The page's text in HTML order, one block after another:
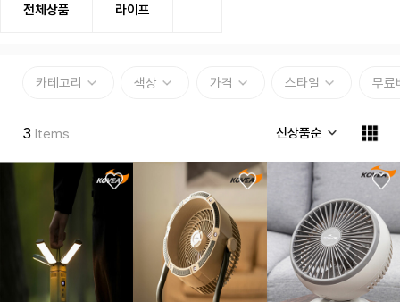
전개합니다.
전체상품 라이프
카테고리 색상 가격 스타일 무료
3 Items 신상품순